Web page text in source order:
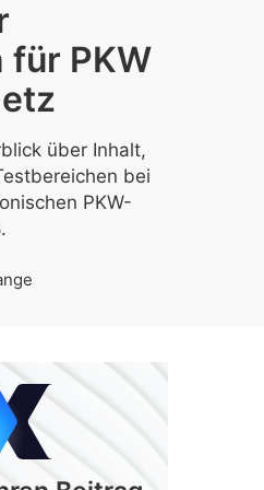
für PKW
über Inhalt,
bei
PKW-